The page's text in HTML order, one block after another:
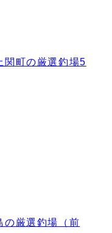
関町の厳選釣場5
の厳選釣場（前